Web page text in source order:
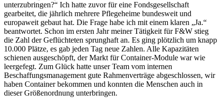
unterzubringen?“ Ich hatte zuvor für eine Fondsgesellschaft
gearbeitet, die jährlich mehrere Pflegeheime bundesweit und
europaweit gebaut hat. Die Frage habe ich mit einem klaren „Ja.“
beantwortet. Schon im ersten Jahr meiner Tätigkeit für F&W stieg
die Zahl der Geflüchteten sprunghaft an. Es ging plötzlich um knapp
10.000 Plätze, es gab jeden Tag neue Zahlen. Alle Kapazitäten
schienen ausgeschöpft, der Markt für Container-Module war wie
leergefegt. Zum Glück hatte unser Team vom internen
Beschaffungsmanagement gute Rahmenverträge abgeschlossen, wir
haben Container bekommen und konnten die Menschen auch in
dieser Größenordnung unterbringen.